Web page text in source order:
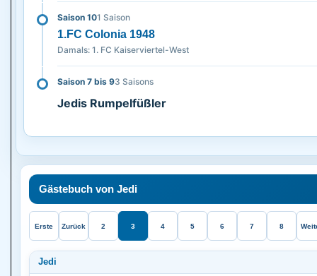
Saison 101 Saison
1.FC Colonia 1948
Damals: 1. FC Kaiserviertel-West
Saison 7 bis 93 Saisons
Jedis Rumpelfüßler
Gästebuch von Jedi
Erste Zurück 2 3 4 5 6 7 8
Jedi